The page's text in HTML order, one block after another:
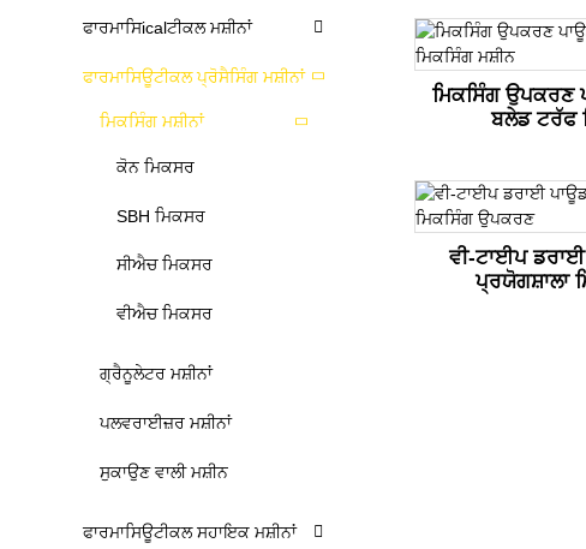
ਫਾਰਮਾਸਿicalਟੀਕਲ ਮਸ਼ੀਨਾਂ
ਫਾਰਮਾਸਿਊਟੀਕਲ ਪ੍ਰੋਸੈਸਿੰਗ ਮਸ਼ੀਨਾਂ
ਮਿਕਸਿੰਗ ਮਸ਼ੀਨਾਂ
ਕੋਨ ਮਿਕਸਰ
SBH ਮਿਕਸਰ
ਸੀਐਚ ਮਿਕਸਰ
ਵੀਐਚ ਮਿਕਸਰ
ਗ੍ਰੈਨੂਲੇਟਰ ਮਸ਼ੀਨਾਂ
ਪਲਵਰਾਈਜ਼ਰ ਮਸ਼ੀਨਾਂ
ਸੁਕਾਉਣ ਵਾਲੀ ਮਸ਼ੀਨ
ਫਾਰਮਾਸਿਊਟੀਕਲ ਸਹਾਇਕ ਮਸ਼ੀਨਾਂ
ਮਿਕਸਿੰਗ ਉਪਕਰਣ
ਬਲੇਡ ਟਰੱਫ
ਵੀ-ਟਾਈਪ
ਪ੍ਰਯੋਗਸ਼ਾਲਾ